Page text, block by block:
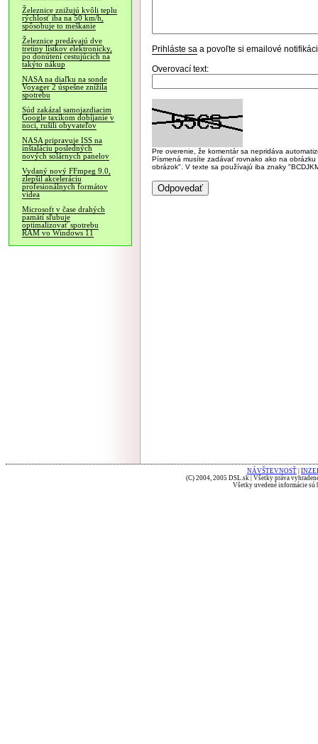
Železnice znižujú kvôli teplu
rýchlosť iba na 50 km/h,
spôsobuje to meškanie
Železnice predávajú dve
tretiny lístkov elektronicky,
po donútení cestujúcich na
takýto nákup
NASA na diaľku na sonde
Voyager 2 úspešne znížila
spotrebu
Súd zakázal samojazdiacim
Google taxíkom dobíjanie v
noci, rušili obyvateľov
NASA pripravuje ISS na
inštaláciu posledných
nových solárnych panelov
Vydaný nový FFmpeg 9.0,
zlepšil akceleráciu
profesionálnych formátov
videa
Microsoft v čase drahých
pamätí sľubuje
optimalizovať spotrebu
RAM vo Windows 11
Prihláste sa a povoľte si emailové
Overovací text:
Pre overenie, že komentár sa nepridáva
Písmená musíte zadávať rovnako ako na
obrázok". V texte sa používajú iba znaky
NÁVŠTEVNOSŤ
(C) 2004, 2005 DSL.sk | Všetky práva
Všetky uvedené informácie sú